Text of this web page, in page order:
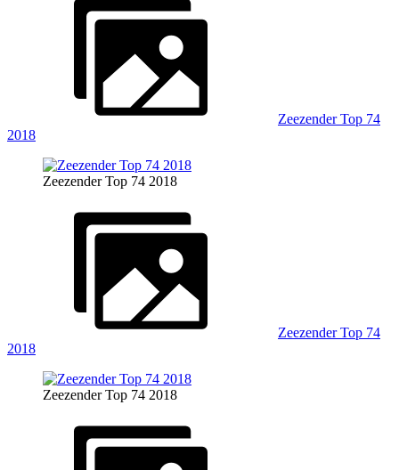
Zeezender Top 74
2018
Zeezender Top 74 2018
Zeezender Top 74
2018
Zeezender Top 74 2018